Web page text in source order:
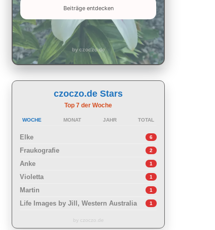
Beiträge entdecken
by czoczo.de
czoczo.de Stars
Top 7 der Woche
WOCHE MONAT JAHR TOTAL
Elke 6
Fraukografie 2
Anke 1
Violetta 1
Martin 1
Life Images by Jill, Western Australia 1
by czoczo.de